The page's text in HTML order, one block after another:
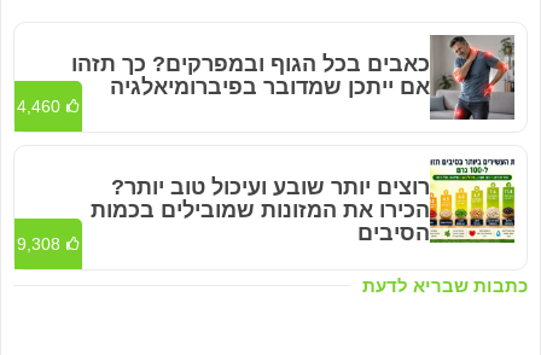
כתבות שבריא לדעת
כאבים בכל הגוף ובמפרקים? כך תזהו
אם ייתכן שמדובר בפיברומיאלגיה
4,460
רוצים יותר שובע ועיכול טוב יותר?
הכירו את המזונות שמובילים בכמות
הסיבים
9,308